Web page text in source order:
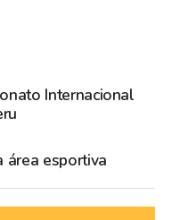
Internacional
área esportiva